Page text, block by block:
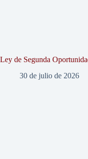
Ley de Segunda
30 de julio de 2026